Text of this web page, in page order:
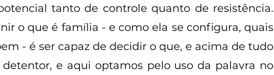
tanto de controle quanto de resistência.
o que é família - e como ela se configura, quais
- é ser capaz de decidir o que, e acima de tudo
e aqui optamos pelo uso da palavra no